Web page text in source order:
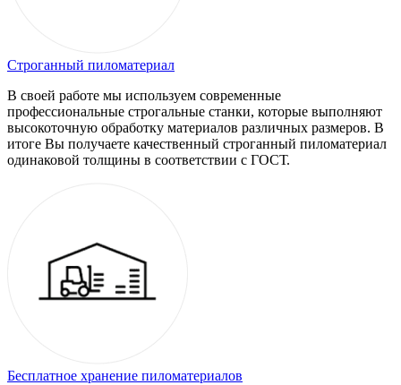
Строганный пиломатериал
В своей работе мы используем современные
профессиональные строгальные станки, которые выполняют
высокоточную обработку материалов различных размеров. В
итоге Вы получаете качественный строганный пиломатериал
одинаковой толщины в соответствии с ГОСТ.
Бесплатное хранение пиломатериалов